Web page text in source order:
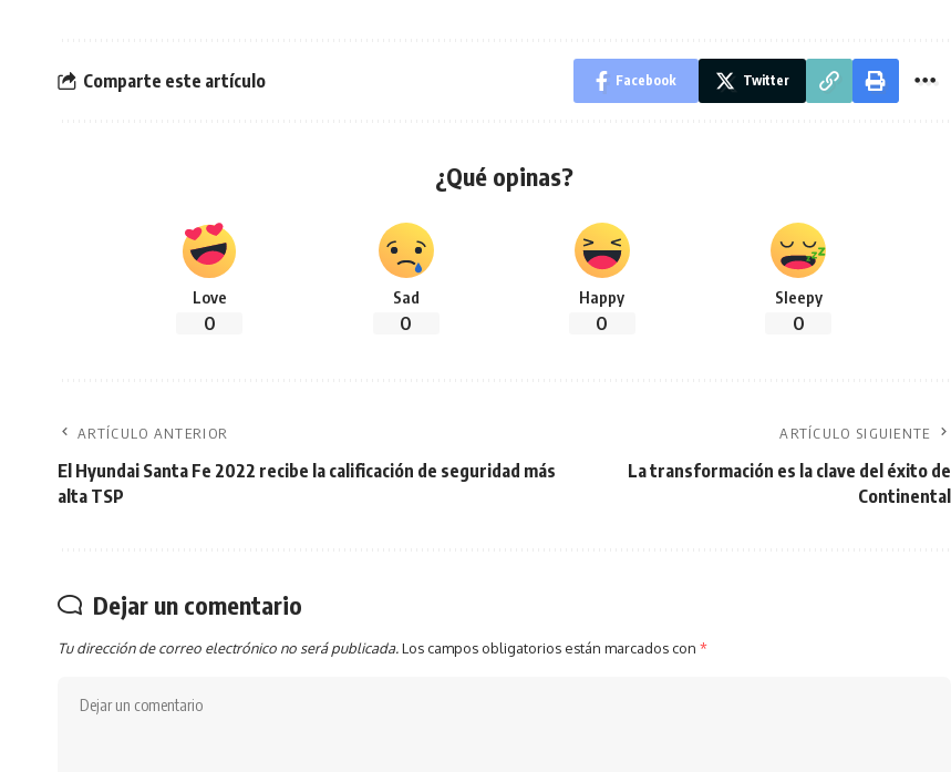
Comparte este artículo Facebook Twitter
¿Qué opinas?
Love
0
Sad
0
Happy
0
Sleepy
0
ARTÍCULO ANTERIOR
El Hyundai Santa Fe 2022 recibe la calificación de seguridad más
alta TSP
ARTÍCULO SIGUIENTE
La transformación es la clave del éxito de
Continental
Dejar un comentario
Tu dirección de correo electrónico no será publicada.Los campos obligatorios están marcados con *